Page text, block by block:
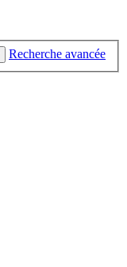
Recherche avancée